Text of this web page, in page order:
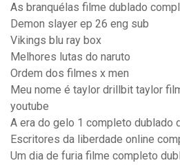
As branquélas filme dublado
Demon slayer ep 26 eng sub
Vikings blu ray box
Melhores lutas do naruto
Ordem dos filmes x men
Meu nome é taylor drillbit taylor
youtube
A era do gelo 1 completo dublado
Escritores da liberdade online
Um dia de furia filme completo